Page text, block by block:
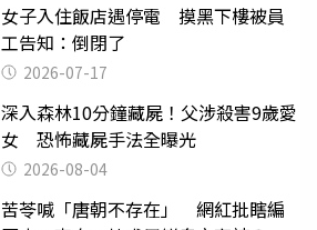
女子入住飯店遇停電 摸黑下樓被員
工告知：倒閉了
2026-07-17
深入森林10分鐘藏屍！父涉殺害9歲愛
女 恐怖藏屍手法全曝光
2026-08-04
苦苓喊「唐朝不存在」 網紅批瞎編